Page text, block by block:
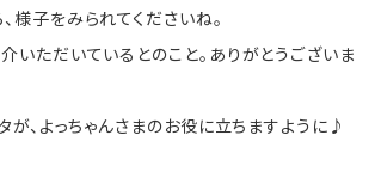
様子をみられてくださいね。
いただいているとのこと。ありがとうございま
タが、よっちゃんさまのお役に立ちますように♪